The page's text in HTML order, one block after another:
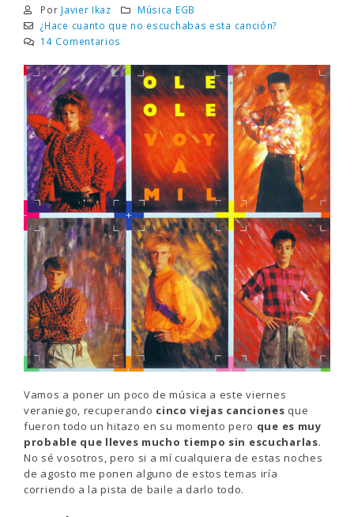
Por Javier Ikaz
Música EGB
¿Hace cuanto que no escuchabas esta canción?
14 Comentarios
Vamos a poner un poco de música a este viernes
veraniego, recuperando cinco viejas canciones que
fueron todo un hitazo en su momento pero que es muy
probable que lleves mucho tiempo sin escucharlas.
No sé vosotros, pero si a mí cualquiera de estas noches
de agosto me ponen alguno de estos temas iría
corriendo a la pista de baile a darlo todo.